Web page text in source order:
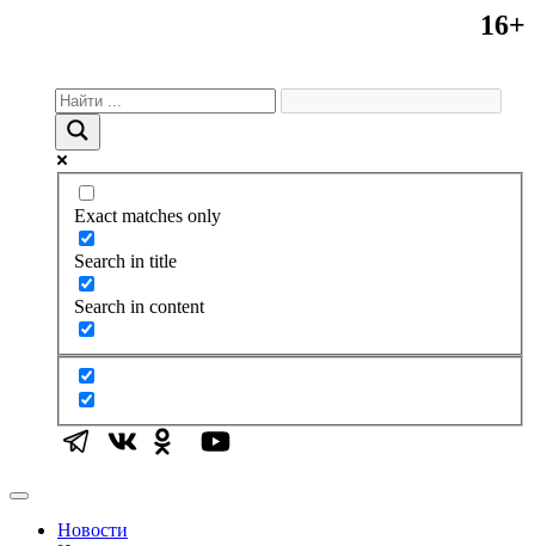
16+
Exact matches only
Search in title
Search in content
Новости